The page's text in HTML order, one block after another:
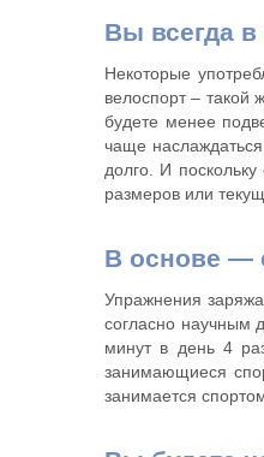
Вы всегда
Некоторые
велоспорт – такой
будете менее
чаще
долго. И
размеров или
В основе —
Упражнения
согласно научным
минут в день 4
занимающиеся
занимается